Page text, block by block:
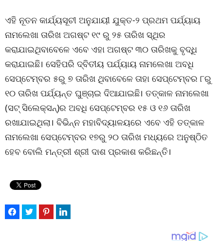
ଏହି ନୂତନ କାର୍ଯ୍ୟସୂଚୀ ଅନୁଯାୟୀ ଯୁକ୍ତ-୨ ପ୍ରଥମ ପର୍ଯ୍ୟାୟ
ନାମଲେଖା ତାରିଖ ଅଗଷ୍ଟ ୧୯ ରୁ ୨୫ ତାରିଖ ସ୍ଥିର
କରାଯାଇଥିବାବେଳେ ଏବେ ଏହା ଅଗଷ୍ଟ ୩୦ ତାରିଖକୁ ବୃଦ୍ଧି
କରାଯାଇଛି। ସେହିପରି ଦ୍ବିତୀୟ ପର୍ଯ୍ୟାୟ ନାମଲେଖା ଅବଧି
ସେପ୍ଟେମ୍ବର ୫ରୁ ୭ ତାରିଖ ଥିବାବେଳେ ତାହା ସେପ୍ଟେମ୍ବର ୮ରୁ
୧୦ ତାରିଖ ପର୍ଯ୍ୟନ୍ତ ଘୁଞ୍ଚାଇ ଦିଆଯାଇଛି। ତତ୍କାଳ ନାମଲେଖା
(ସଟ୍ ସିଲେକ୍‌ସନ୍)ର ଅବଧି ସେପ୍ଟେମ୍ବର ୧୫ ଓ ୧୬ ତାରିଖ
ରଖାଯାଇଥିଲା। ବିଭିନ୍ନ ମହାବିଦ୍ୟାଳୟରେ ଏବେ ଏହି ତତ୍କାଳ
ନାମଲେଖା ସେପ୍ଟେମ୍ବର ୧୭ରୁ ୨୦ ତାରିଖ ମଧ୍ୟରେ ଅନୁଷ୍ଠିତ
ହେବ ବୋଲି ମନ୍ତ୍ରୀ ଶ୍ରୀ ଦାଶ ପ୍ରକାଶ କରିଛନ୍ତି।